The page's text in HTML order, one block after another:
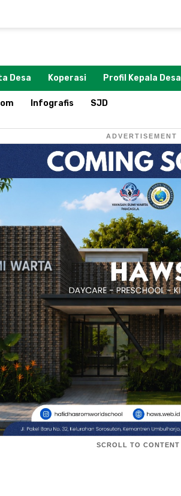
Desa Koperasi Profil Kepala Desa
Infografis SJD
ADVERTISEMENT
SCROLL TO CONTENT